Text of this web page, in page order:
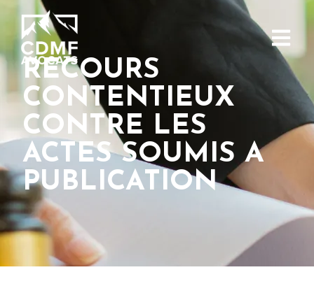
RECOURS
CONTENTIEUX
CONTRE LES
ACTES SOUMIS A
PUBLICATION